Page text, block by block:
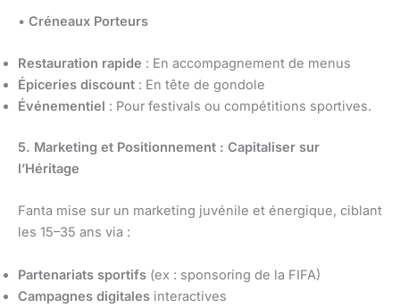
• Créneaux Porteurs
Restauration rapide : En accompagnement de menus
Épiceries discount : En tête de gondole
Événementiel : Pour festivals ou compétitions sportives.
5. Marketing et Positionnement : Capitaliser sur
l’Héritage
Fanta mise sur un marketing juvénile et énergique, ciblant
les 15–35 ans via :
Partenariats sportifs (ex : sponsoring de la FIFA)
Campagnes digitales interactives